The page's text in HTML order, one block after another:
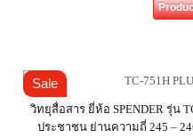
Sale
วิทยุสื่อสาร ยี่ห้อ SPENDER รุ่น
ประชาชน ย่านความถี่ 245 –